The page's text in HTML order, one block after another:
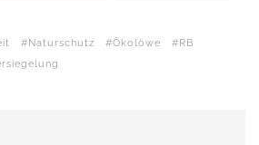
Naturschutz Ökolöwe
RB